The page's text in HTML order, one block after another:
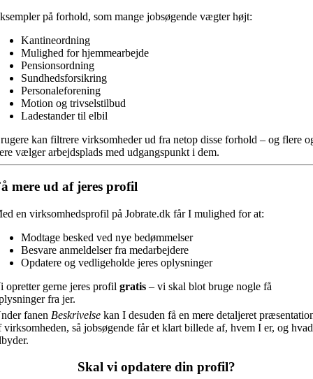
på forhold, som mange jobsøgende vægter højt:
Kantineordning
Mulighed for hjemmearbejde
Pensionsordning
Sundhedsforsikring
Personaleforening
Motion og trivselstilbud
Ladestander til elbil
kan filtrere virksomheder ud fra netop disse forhold – og flere
vælger arbejdsplads med udgangspunkt i dem.
mere ud af jeres profil
en virksomhedsprofil på Jobrate.dk får I mulighed for at:
Modtage besked ved nye bedømmelser
Besvare anmeldelser fra medarbejdere
Opdatere og vedligeholde jeres oplysninger
opretter gerne jeres profilgratis – vi skal blot bruge nogle få
fra jer.
fanen Beskrivelse kan I desuden få en mere detaljeret
virksomheden, så jobsøgende får et klart billede af, hvem I er, og
Skal vi opdatere din profil?